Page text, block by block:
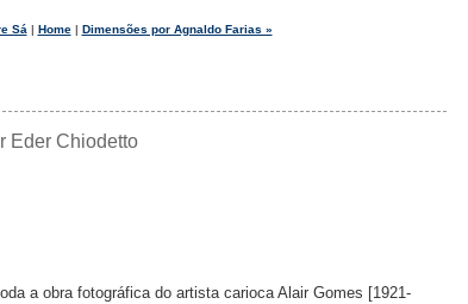
Sá | Home| Dimensões por Agnaldo Farias »
Eder Chiodetto
a obra fotográfica do artista carioca Alair Gomes [1921-